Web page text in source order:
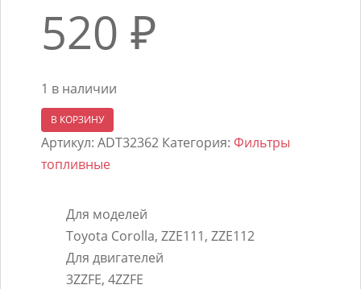
520 ₽
1 в наличии
Количество
товара
Фильтр
В КОРЗИНУ
Артикул: ADT32362 Категория: Фильтры
топливные
Для моделей
Toyota Corolla, ZZE111, ZZE112
Для двигателей
3ZZFE, 4ZZFE